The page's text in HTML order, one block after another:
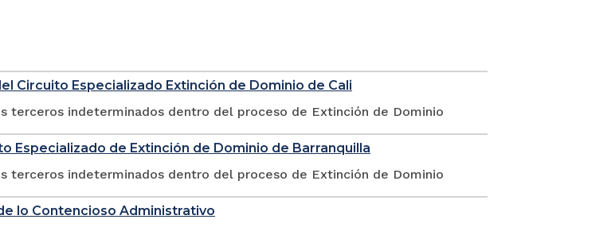
Circuito Especializado Extinción de Dominio de Cali
terceros indeterminados dentro del proceso de Extinción de Dominio
Especializado de Extinción de Dominio de Barranquilla
terceros indeterminados dentro del proceso de Extinción de Dominio
lo Contencioso Administrativo